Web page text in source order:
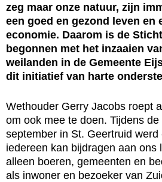
zeg maar onze natuur, zijn
een goed en gezond leven en
economie. Daarom is de
begonnen met het inzaaien
weilanden in de Gemeente
dit initiatief van harte
Wethouder Gerry Jacobs roept
om ook mee te doen. Tijdens
september in St. Geertruid werd
iedereen kan bijdragen aan ons
alleen boeren, gemeenten en
als inwoner en bezoeker van